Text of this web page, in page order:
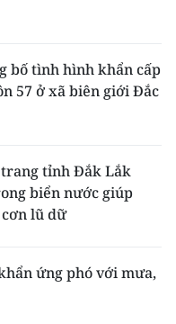
bố tình hình khẩn cấp
57 ở xã biên giới Đắc
tỉnh Đắk Lắk
biển nước giúp
lũ dữ
ứng phó với mưa,